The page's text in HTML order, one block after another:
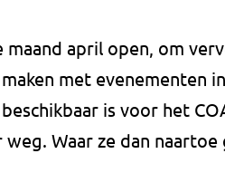
maand april open, om
met evenementen
is voor het
Waar ze dan